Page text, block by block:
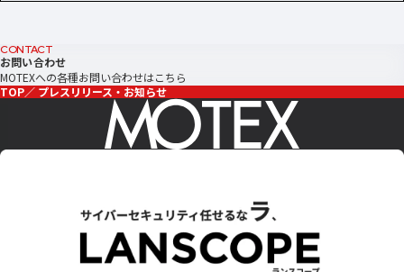
CONTACT
お問い合わせ
MOTEXへの各種お問い合わせはこちら
TOP
プレスリリース・お知らせ